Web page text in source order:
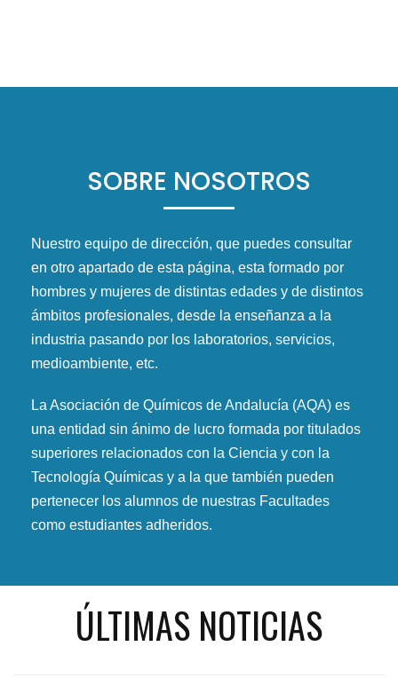
SOBRE NOSOTROS
Nuestro equipo de dirección, que puedes consultar
en otro apartado de esta página, esta formado por
hombres y mujeres de distintas edades y de distintos
ámbitos profesionales, desde la enseñanza a la
industria pasando por los laboratorios, servicios,
medioambiente, etc.
La Asociación de Químicos de Andalucía (AQA) es
una entidad sin ánimo de lucro formada por titulados
superiores relacionados con la Ciencia y con la
Tecnología Químicas y a la que también pueden
pertenecer los alumnos de nuestras Facultades
como estudiantes adheridos.
ÚLTIMAS NOTICIAS